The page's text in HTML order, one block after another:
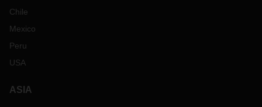
Chile
Mexico
Peru
USA
ASIA